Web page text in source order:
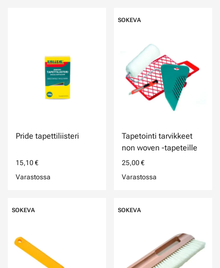
Pride tapettiliisteri
15,10 €
Varastossa
SOKEVA
Tapetointi tarvikkeet
non woven -tapeteille
25,00 €
Varastossa
SOKEVA SOKEVA